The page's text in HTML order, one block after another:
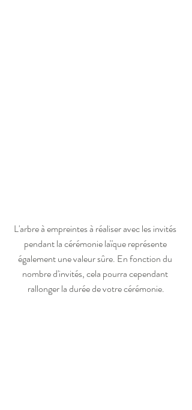
L'arbre à empreintes à réaliser avec les invités
pendant la cérémonie laïque représente
également une valeur sûre. En fonction du
nombre d'invités, cela pourra cependant
rallonger la durée de votre cérémonie.